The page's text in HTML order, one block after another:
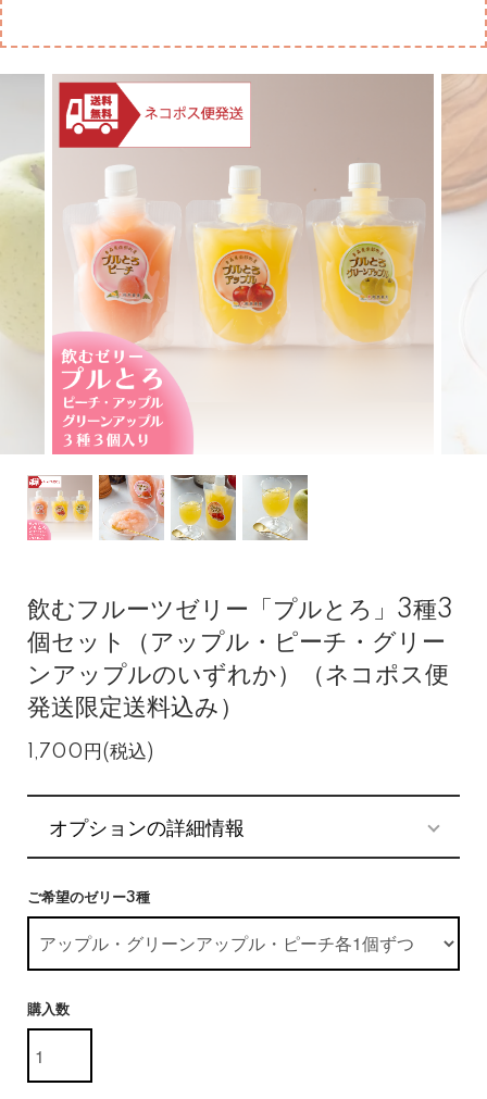
飲むフルーツゼリー「プルとろ」3種3
個セット（アップル・ピーチ・グリー
ンアップルのいずれか）（ネコポス便
発送限定送料込み）
1,700円(税込)
オプションの詳細情報
ご希望のゼリー3種
購入数